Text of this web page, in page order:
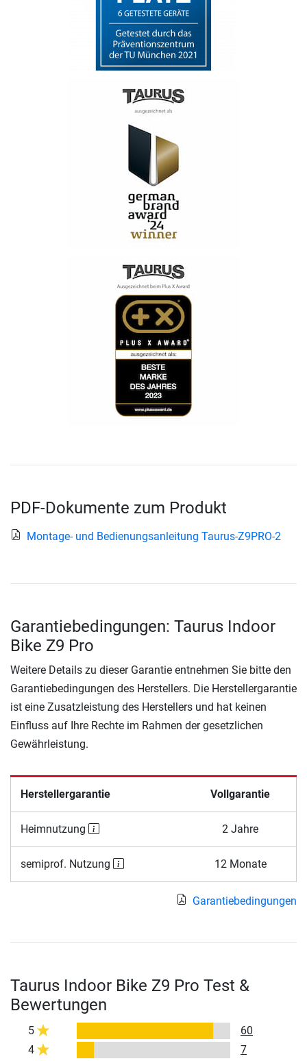
PDF-Dokumente zum Produkt
Montage- und Bedienungsanleitung Taurus-Z9PRO-2
Garantiebedingungen: Taurus Indoor
Bike Z9 Pro
Weitere Details zu dieser Garantie entnehmen Sie bitte den
Garantiebedingungen des Herstellers. Die Herstellergarantie
ist eine Zusatzleistung des Herstellers und hat keinen
Einfluss auf Ihre Rechte im Rahmen der gesetzlichen
Gewährleistung.
Herstellergarantie Vollgarantie
Heimnutzung 2 Jahre
semiprof. Nutzung 12 Monate
Garantiebedingungen
Taurus Indoor Bike Z9 Pro Test &
Bewertungen
5
60
4
7